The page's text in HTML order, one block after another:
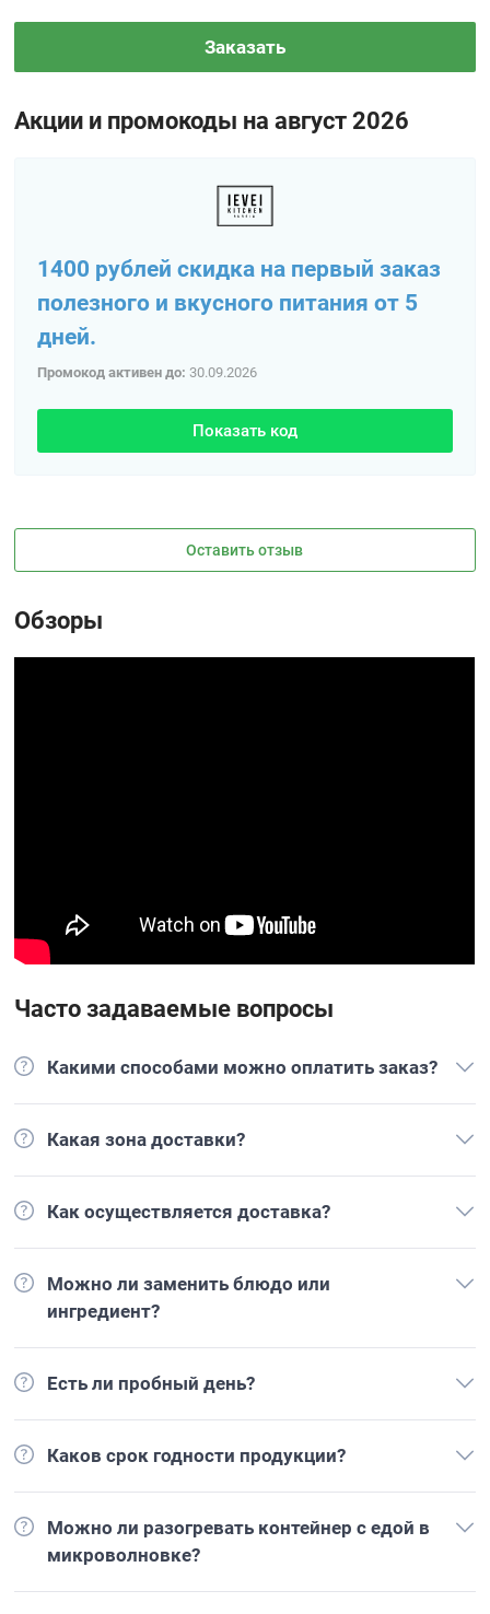
Заказать
Акции и промокоды на август 2026
1400 рублей скидка на первый заказ
полезного и вкусного питания от 5
дней.
Промокод активен до: 30.09.2026
Показать код
Оставить отзыв
Обзоры
Часто задаваемые вопросы
Какими способами можно оплатить заказ?
Какая зона доставки?
Как осуществляется доставка?
Можно ли заменить блюдо или
ингредиент?
Есть ли пробный день?
Каков срок годности продукции?
Можно ли разогревать контейнер с едой в
микроволновке?